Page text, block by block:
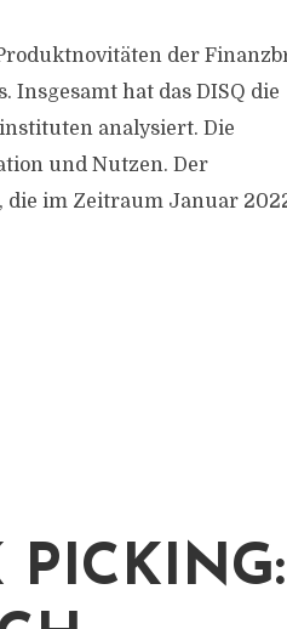
der
Insgesamt hat das DISQ die
analysiert. Die
und Nutzen. Der
im Zeitraum Januar
PICKING: